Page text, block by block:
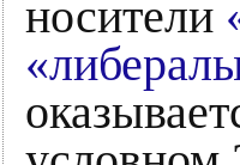
носители